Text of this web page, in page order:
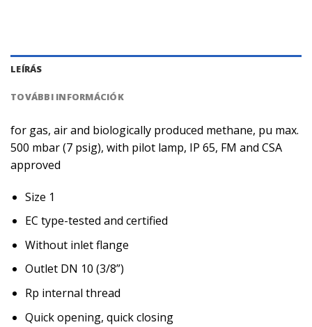
LEÍRÁS
TOVÁBBI INFORMÁCIÓK
for gas, air and biologically produced methane, pu max.
500 mbar (7 psig), with pilot lamp, IP 65, FM and CSA
approved
Size 1
EC type-tested and certified
Without inlet flange
Outlet DN 10 (3/8”)
Rp internal thread
Quick opening, quick closing